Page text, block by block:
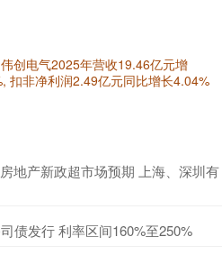
创电气2025年营收19.46亿元增
扣非净利润2.49亿元同比增长4.04%
地产新政超市场预期 上海、深圳有
债发行 利率区间160%至250%